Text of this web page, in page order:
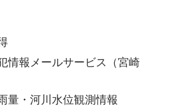
情報メールサービス（宮崎
量・河川水位観測情報